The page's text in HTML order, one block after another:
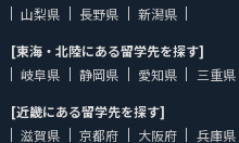
山梨県
長野県
新潟県
[東海・北陸にある留学先を探す]
岐阜県
静岡県 愛知県 三重県
[近畿にある留学先を探す]
滋賀県
京都府 大阪府 兵庫県